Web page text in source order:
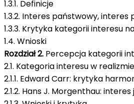
1.3.1. Definicje
1.3.2. Interes państwowy,
1.3.3. Krytyka kategorii interesu
1.4. Wnioski
Rozdział 2. Percepcja kategorii
2.1. Kategoria interesu w
2.1.1. Edward Carr: krytyka
2.1.2. Hans J. Morgenthau: